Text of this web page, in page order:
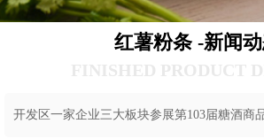
红薯粉条 -新闻
开发区一家企业三大板块参展第103届糖酒商